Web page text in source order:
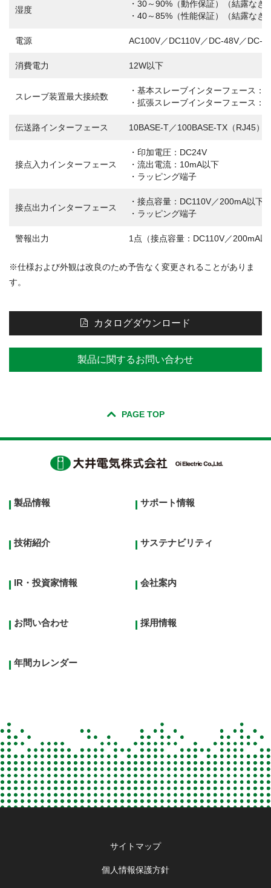
湿度
・30～90%（動作保証）（結露なき
・40～85%（性能保証）（結露なき
電源 AC100V／DC110V／DC-48V／DC-
消費電力 12W以下
スレーブ装置最大接続数
・基本スレーブインターフェース：7
・拡張スレーブインターフェース：7
伝送路インターフェース 10BASE-T／100BASE-TX（RJ45）
接点入力インターフェース
・印加電圧：DC24V
・流出電流：10mA以下
・ラッピング端子
接点出力インターフェース
・接点容量：DC110V／200mA以下
・ラッピング端子
警報出力 1点（接点容量：DC110V／200mA以
※仕様および外観は改良のため予告なく変更されることがありま
す。
カタログダウンロード
製品に関するお問い合わせ
PAGE TOP
Footer
menu
製品情報 サポート情報
技術紹介 サステナビリティ
IR・投資家情報 会社案内
お問い合わせ 採用情報
年間カレンダー
サイトマップ
個人情報保護方針